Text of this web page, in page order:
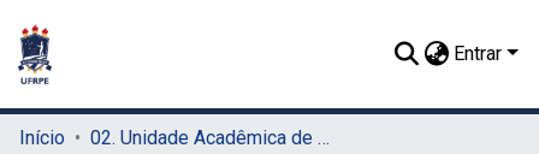
Entrar
Início
02. Unidade Acadêmica de Educação a Distância e Tecnologia (UAEADTec)